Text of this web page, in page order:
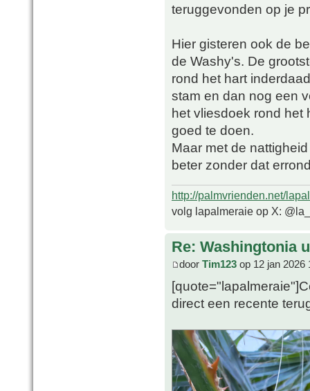
teruggevonden op je
Hier gisteren ook de
de Washy's. De
rond het hart
stam en dan nog een
het vliesdoek rond het
goed te doen.
Maar met de
beter zonder dat
http://palmvrienden.net/
volg lapalmeraie op X:
Re: Washingtonia
door Tim123 op 12 jan 2026
direct een recente